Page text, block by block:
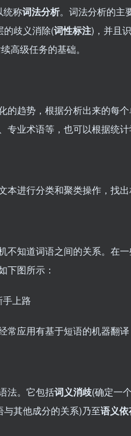
统称词法分析。词法分析的主
的歧义消除(词性标注)，并且
高级任务的基础。
的趋势，根据分析出来的每
专业术语等，也可以根据统
进行分类和聚类操作，找出
不知道词语之间的关系。在
下图所示：
应用有基于短语的机器翻译
法。它包括词义消歧(确定一
与其他成分的关系)乃至语义